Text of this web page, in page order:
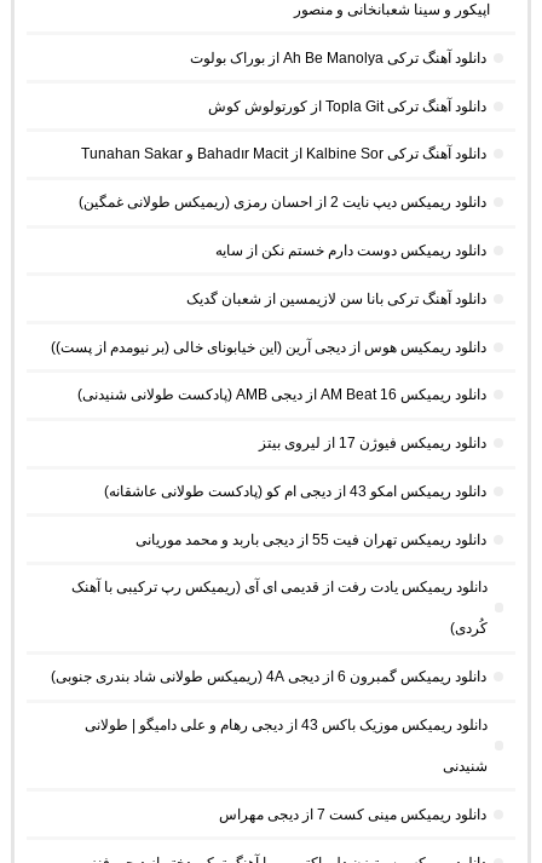
اپیکور و سینا شعبانخانی و منصور
دانلود آهنگ ترکی Ah Be Manolya از بوراک بولوت
دانلود آهنگ ترکی Topla Git از کورتولوش کوش
دانلود آهنگ ترکی Kalbine Sor از Bahadır Macit و Tunahan Sakar
دانلود ریمیکس دیپ نایت 2 از احسان رمزی (ریمیکس طولانی غمگین)
دانلود ریمیکس دوست دارم خستم نکن از سایه
دانلود آهنگ ترکی بانا سن لازیمسین از شعبان گدیک
دانلود ریمکیس هوس از دیجی آرین (این خیابونای خالی (بر نیومدم از پست))
دانلود ریمیکس AM Beat 16 از دیجی AMB (پادکست طولانی شنیدنی)
دانلود ریمیکس فیوژن 17 از لیروی بیتز
دانلود ریمیکس امکو 43 از دیجی ام کو (پادکست طولانی عاشقانه)
دانلود ریمیکس تهران فیت 55 از دیجی باربد و محمد موریانی
دانلود ریمیکس یادت رفت از قدیمی ای آی (ریمیکس رپ ترکیبی با آهنک
کُردی)
دانلود ریمیکس گمبرون 6 از دیجی 4A (ریمیکس طولانی شاد بندری جنوبی)
دانلود ریمیکس موزیک باکس 43 از دیجی رهام و علی دامیگو | طولانی
شنیدنی
دانلود ریمیکس مینی کست 7 از دیجی مهراس